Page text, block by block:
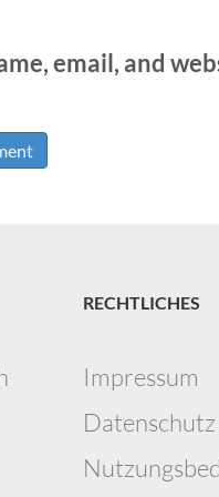
email, and
RECHTLICHES
Impressum
Datenschutz